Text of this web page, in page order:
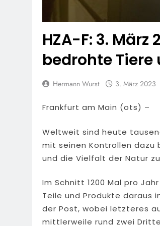
HZA-F: 3.
bedrohte Tiere
Hermann Wurst 3. März 2023
Frankfurt am Main (ots) –
Weltweit sind heute
mit seinen Kontrollen dazu
und die Vielfalt der Natur
Im Schnitt 1200 Mal pro
Teile und Produkte daraus
der Post, wobei letzteres
mittlerweile rund zwei